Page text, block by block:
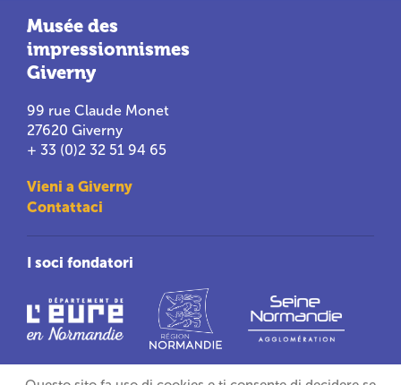
Musée des
impressionnismes
Giverny
99 rue Claude Monet
27620 Giverny
+ 33 (0)2 32 51 94 65
Vieni a Giverny
Contattaci
I soci fondatori